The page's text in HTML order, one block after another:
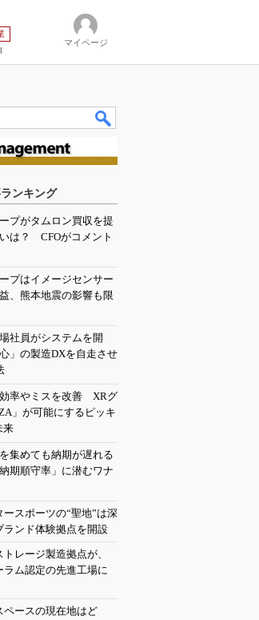
マイページ
ンキング
プがタムロン買収を提
は？ CFOがコメント
プはイメージセンサー
、熊本地震の影響も限
社員がシステムを開
」の製造DXを自走させ
率やミスを改善 XRグ
」が可能にするピッキ
来
集めても納期が遅れる
期順守率」に潜むワナ
ースポーツの“聖地”は深
ランド体験拠点を開設
レージ製造拠点が、
ラム認定の先進工場に
ペースの現在地はど